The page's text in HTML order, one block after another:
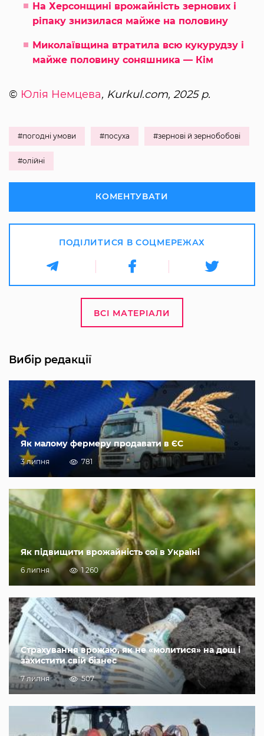
На Херсонщині врожайність зернових і
ріпаку знизилася майже на половину
Миколаївщина втратила всю кукурудзу і
майже половину соняшника — Кім
© Юлія Немцева, Kurkul.com, 2025 р.
#погодні умови #посуха #зернові й зернобобові
#олійні
КОМЕНТУВАТИ
ПОДІЛИТИСЯ В СОЦМЕРЕЖАХ
ВСІ МАТЕРІАЛИ
Вибір редакції
Як малому фермеру продавати в ЄС
3 липня 781
Як підвищити врожайність сої в Україні
6 липня 1 260
Страхування врожаю, як не «молитися» на дощ і
захистити свій бізнес
7 липня 507